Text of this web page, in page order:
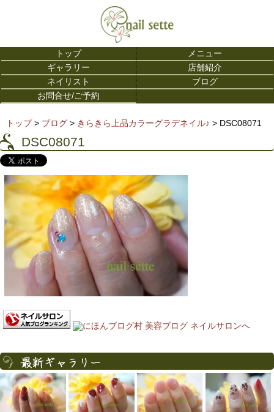
トップ
メニュー
ギャラリー
店舗紹介
ネイリスト
ブログ
お問合せ/ご予約
トップ> ブログ > きらきら上品カラーグラデネイル♪ > DSC08071
DSC08071